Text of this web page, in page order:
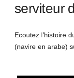
serviteur
Ecoutez l’histoire
(navire en arabe)